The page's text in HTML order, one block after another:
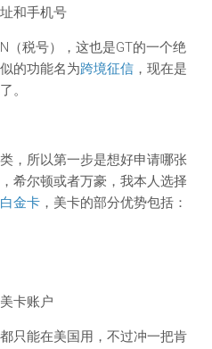
和手机号
（税号），这也是GT的一个绝
的功能名为跨境征信 ，现在是
。
，所以第一步是想好申请哪张
希尔顿或者万豪，我本人选择
金卡 ，美卡的部分优势包括：
卡账户
只能在美国用，不过冲一把肯